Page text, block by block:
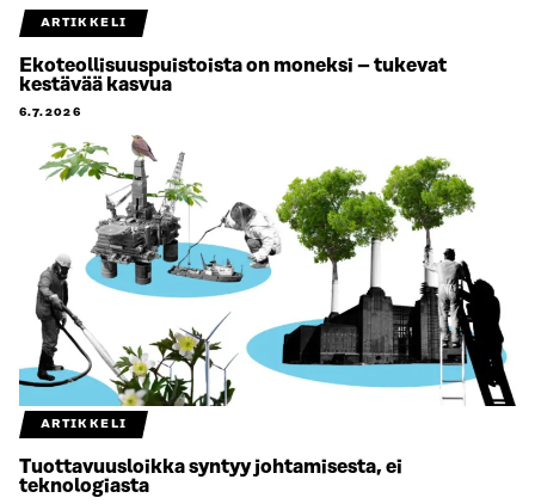
ARTIKKELI
Ekoteollisuuspuistoista on moneksi – tukevat
kestävää kasvua
6.7.2026
ARTIKKELI
Tuottavuusloikka syntyy johtamisesta, ei
teknologiasta